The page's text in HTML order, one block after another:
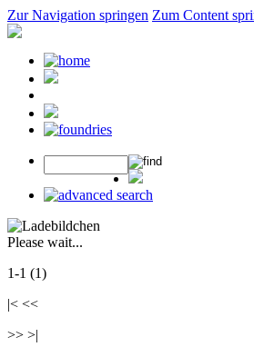
Zur Navigation springen Zum Content
Please wait...
1-1 (1)
|< <<
>> >|